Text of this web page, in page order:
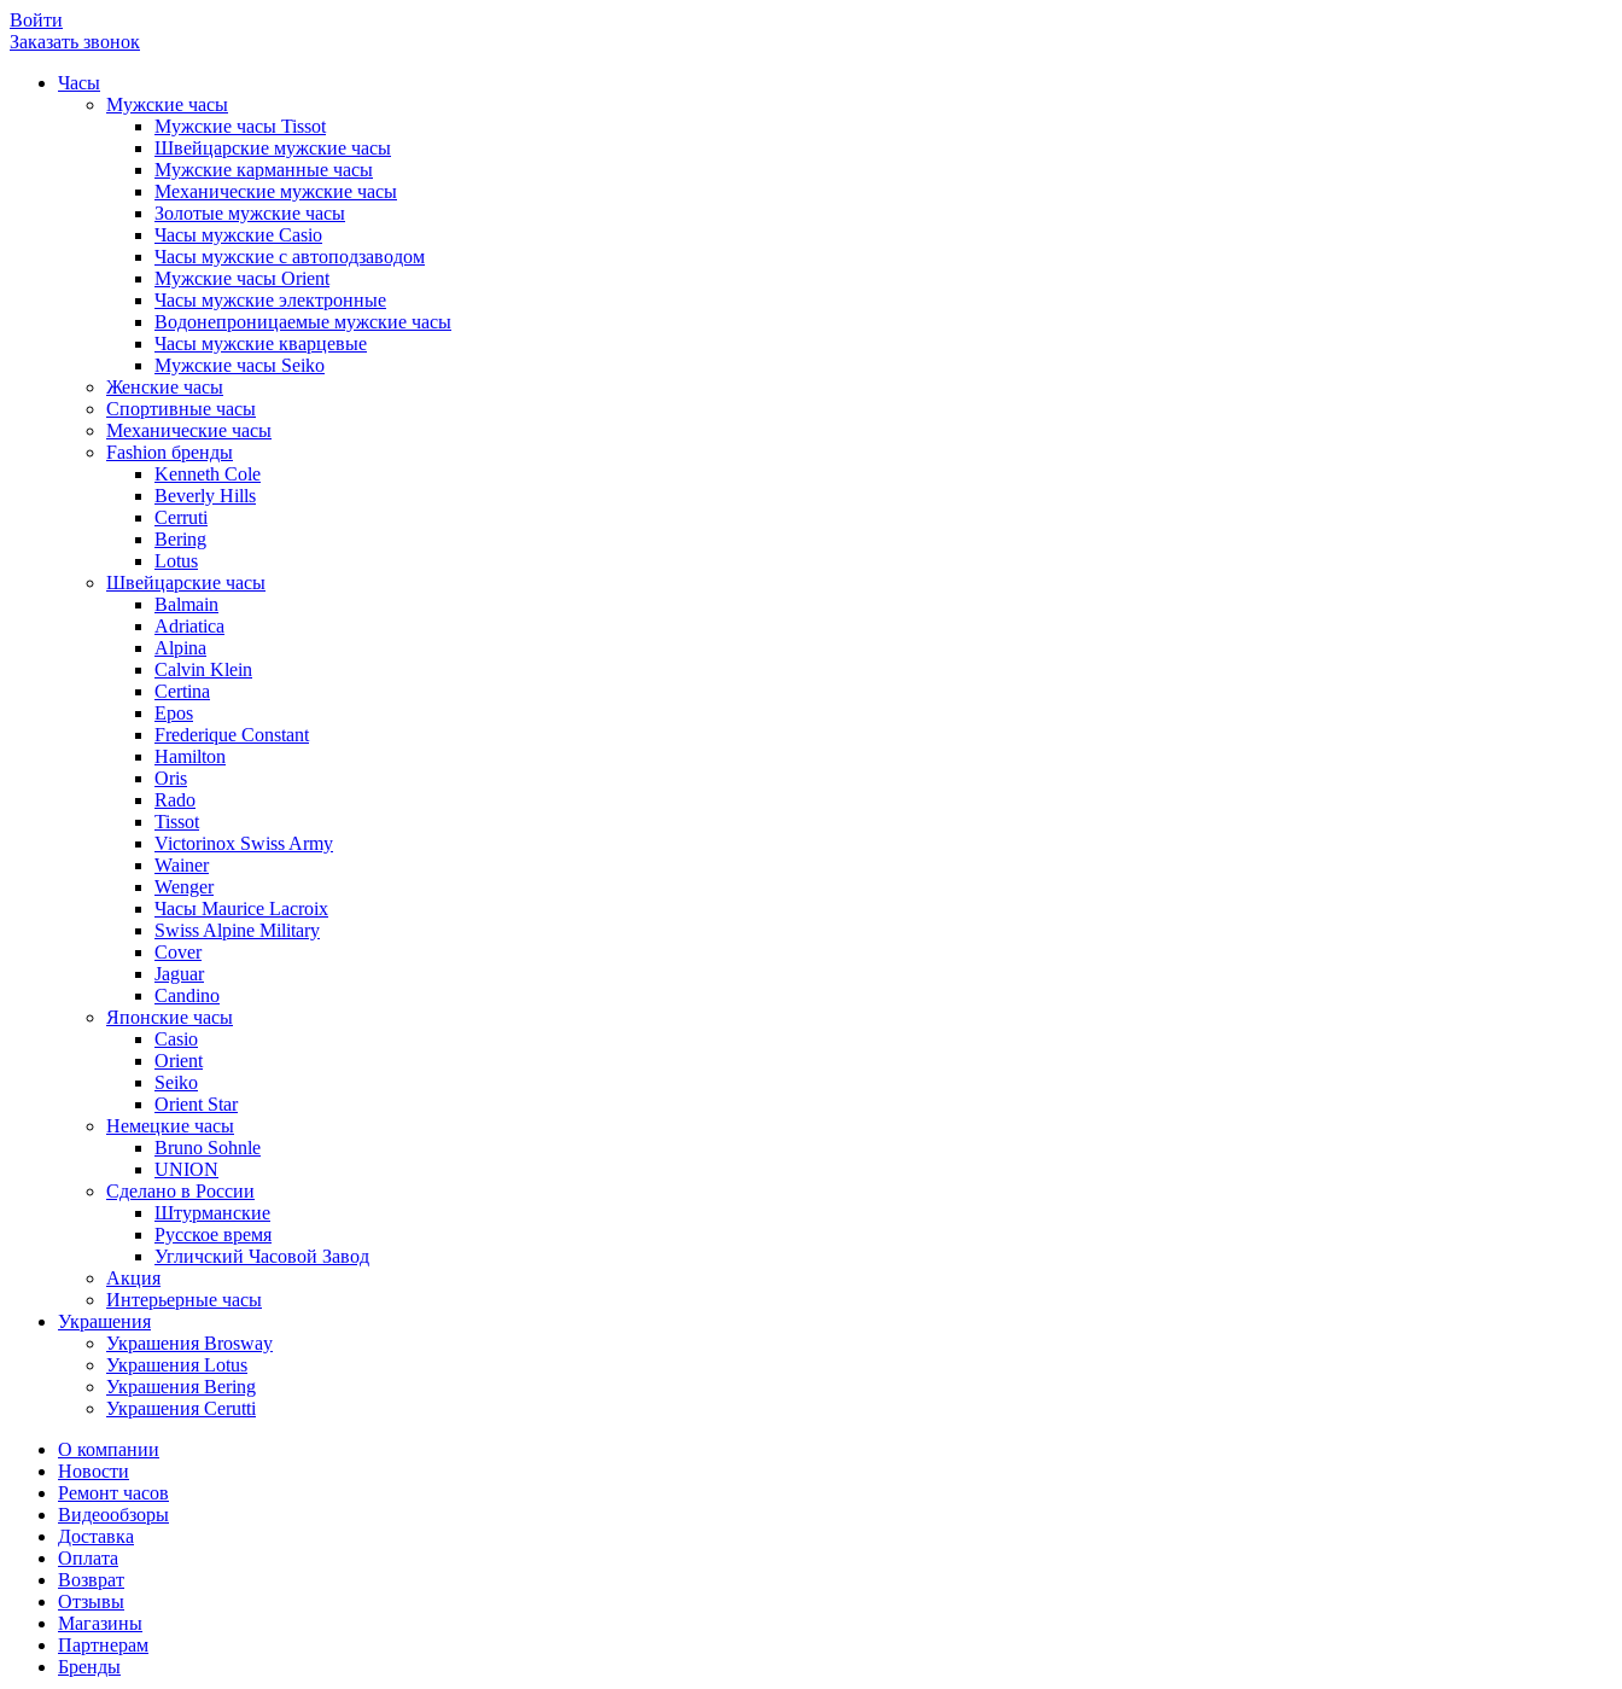
Войти
Заказать звонок
Часы
Мужские часы
Мужские часы Tissot
Швейцарские мужские часы
Мужские карманные часы
Механические мужские часы
Золотые мужские часы
Часы мужские Casio
Часы мужские с автоподзаводом
Мужские часы Orient
Часы мужские электронные
Водонепроницаемые мужские часы
Часы мужские кварцевые
Мужские часы Seiko
Женские часы
Спортивные часы
Механические часы
Fashion бренды
Kenneth Cole
Beverly Hills
Cerruti
Bering
Lotus
Швейцарские часы
Balmain
Adriatica
Alpina
Calvin Klein
Certina
Epos
Frederique Constant
Hamilton
Oris
Rado
Tissot
Victorinox Swiss Army
Wainer
Wenger
Часы Maurice Lacroix
Swiss Alpine Military
Cover
Jaguar
Candino
Японские часы
Casio
Orient
Seiko
Orient Star
Немецкие часы
Bruno Sohnle
UNION
Сделано в России
Штурманские
Русское время
Угличский Часовой Завод
Акция
Интерьерные часы
Украшения
Украшения Brosway
Украшения Lotus
Украшения Bering
Украшения Cerutti
О компании
Новости
Ремонт часов
Видеообзоры
Доставка
Оплата
Возврат
Отзывы
Магазины
Партнерам
Бренды